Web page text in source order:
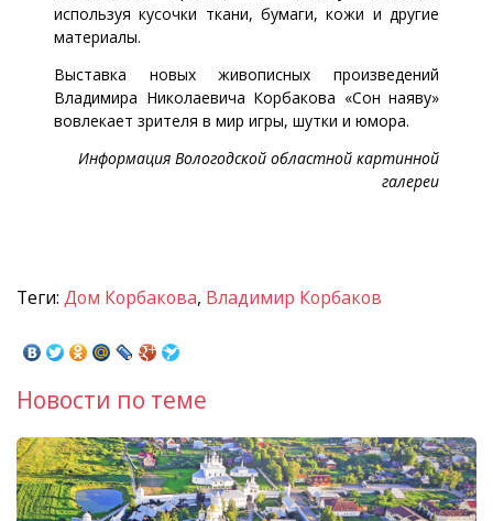
используя кусочки ткани, бумаги, кожи и другие
материалы.
Выставка новых живописных произведений
Владимира Николаевича Корбакова «Сон наяву»
вовлекает зрителя в мир игры, шутки и юмора.
Информация Вологодской областной картинной
галереи
Теги: Дом Корбакова, Владимир Корбаков
Новости по теме